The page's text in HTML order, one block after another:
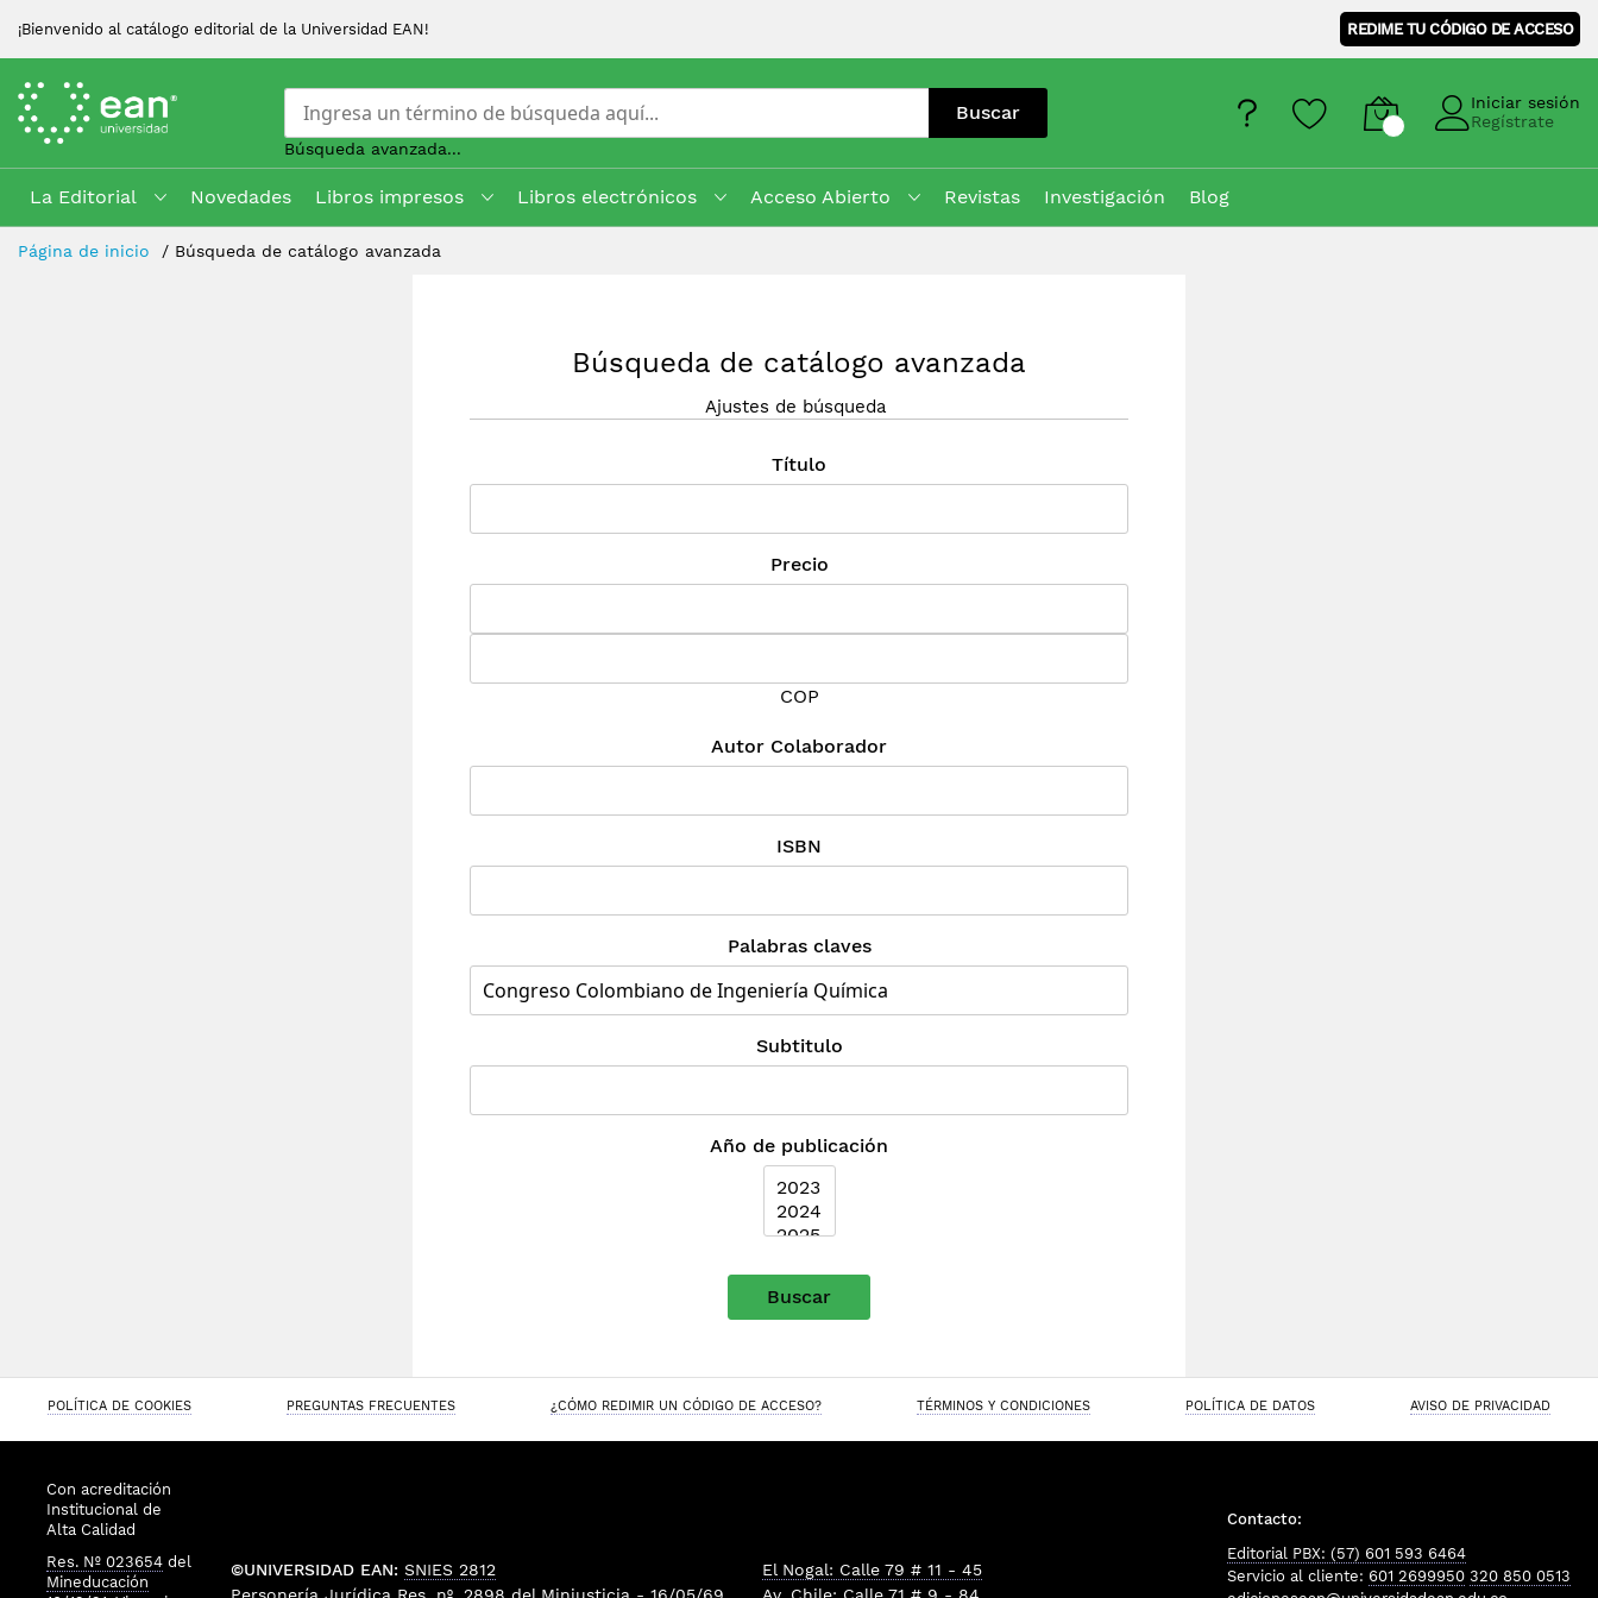
¡Bienvenido al catálogo editorial de la Universidad EAN! REDIME TU CÓDIGO DE ACCESO
Buscar
Búsqueda avanzada...
Iniciar sesión
Regístrate
La Editorial Novedades Libros impresos Libros electrónicos Acceso Abierto Revistas Investigación
Blog
Skip
Página de inicio Búsqueda de catálogo avanzada
Búsqueda de catálogo avanzada
Ajustes de búsqueda
Título
Precio
COP
Autor Colaborador
ISBN
Palabras claves
Subtitulo
Año de publicación
Buscar
POLÍTICA DE COOKIES PREGUNTAS FRECUENTES ¿CÓMO REDIMIR UN CÓDIGO DE ACCESO? TÉRMINOS Y CONDICIONES POLÍTICA DE DATOS AVISO DE PRIVACIDAD
Con acreditación
Institucional de
Alta Calidad
Res. Nº 023654 del
Mineducación
©UNIVERSIDAD EAN: SNIES 2812
El Nogal: Calle 79 # 11 - 45
Contacto:
Editorial PBX: (57) 601 593 6464
Servicio al cliente: 601 2699950 320 850 0513